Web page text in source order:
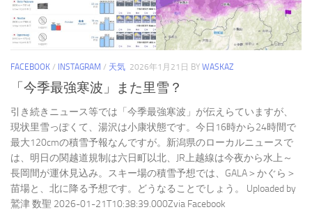
FACEBOOK / INSTAGRAM / 天気 2026年1月21日 BY WASKAZ
「今季最強寒波」また里雪？
引き続きニュース等では「今季最強寒波」が伝えらていますが、
現状里雪っぽくて、湯沢は小康状態です。今日16時から24時間で
最大120cmの積雪予報なんですが。新潟県のローカルニュースで
は、明日の関越道規制は六日町以北、JR上越線は今夜から水上～
長岡間が運休見込み。スキー場の積雪予想では、GALA＞かぐら＞
苗場と、北に降る予想です。どうなることでしょう。 Uploaded by
鷲津 数聖 2026-01-21T10:38:39.000Zvia Facebook